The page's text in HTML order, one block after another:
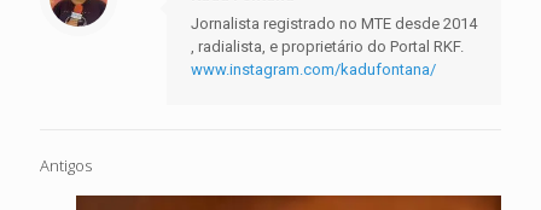
Jornalista registrado no MTE desde 2014
, radialista, e proprietário do Portal RKF.
www.instagram.com/kadufontana/
Antigos